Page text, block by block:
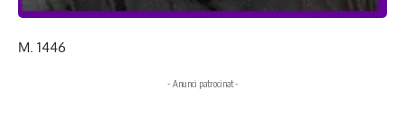
M. 1446
- Anunci patrocinat -